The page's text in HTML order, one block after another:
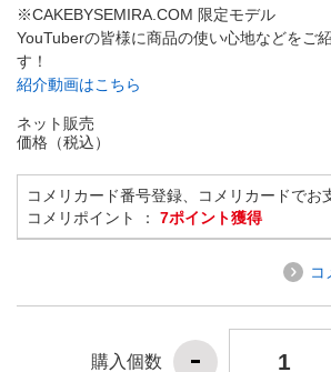
※CAKEBYSEMIRA.COM 限定モデル
YouTuberの皆様に商品の使い心地などをご
す！
紹介動画はこちら
ネット販売
価格（税込）
コメリカード番号登録、コメリカードでお
コメリポイント ： 7ポイント獲得
コ
購入個数